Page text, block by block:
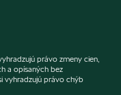
právo zmeny cien,
a opísaných bez
vyhradzujú právo chýb